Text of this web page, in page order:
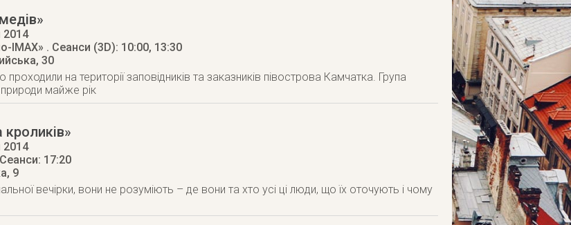
2014
IMAX» . Сеанси (3D): 10:00, 13:30
30
на території заповідників та заказників півострова Камчатка. Група
майже рік
2014
17:20
9
вечірки, вони не розуміють – де вони та хто усі ці люди, що їх оточують і чому